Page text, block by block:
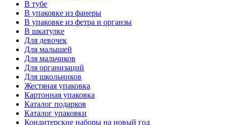
В тубе
В упаковке из фанеры
В упаковке из фетра и органзы
В шкатулке
Для девочек
Для малышей
Для мальчиков
Для организаций
Для школьников
Жестяная упаковка
Картонная упаковка
Каталог подарков
Каталог упаковки
Кондитерские наборы на новый год